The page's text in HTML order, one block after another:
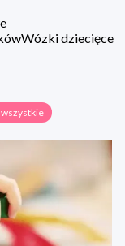
Wózki dziecięce
wszystkie